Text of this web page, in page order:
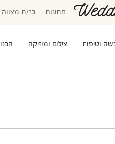
חתונות בר/ת מצווה
וטיפוח צילום ומוזיקה